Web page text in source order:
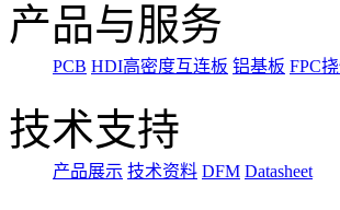
产品与服务
PCB HDI高密度互连板 铝基板 FPC
技术支持
产品展示 技术资料 DFM Datasheet